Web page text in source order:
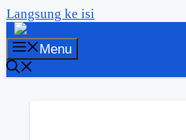
Langsung ke isi
Menu